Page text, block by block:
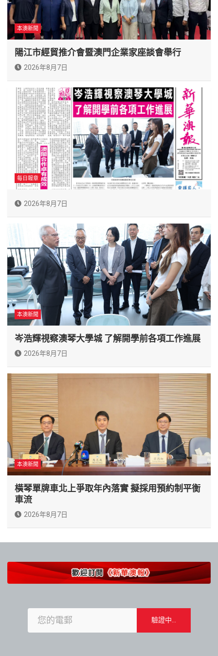
本澳新聞
陽江市經貿推介會暨澳門企業家座談會舉行
2026年8月7日
每日報章
2026年8月7日
本澳新聞
岑浩輝視察澳琴大學城 了解開學前各項工作進展
2026年8月7日
本澳新聞
橫琴單牌車北上爭取年內落實 擬採用預約制平衡
車流
2026年8月7日